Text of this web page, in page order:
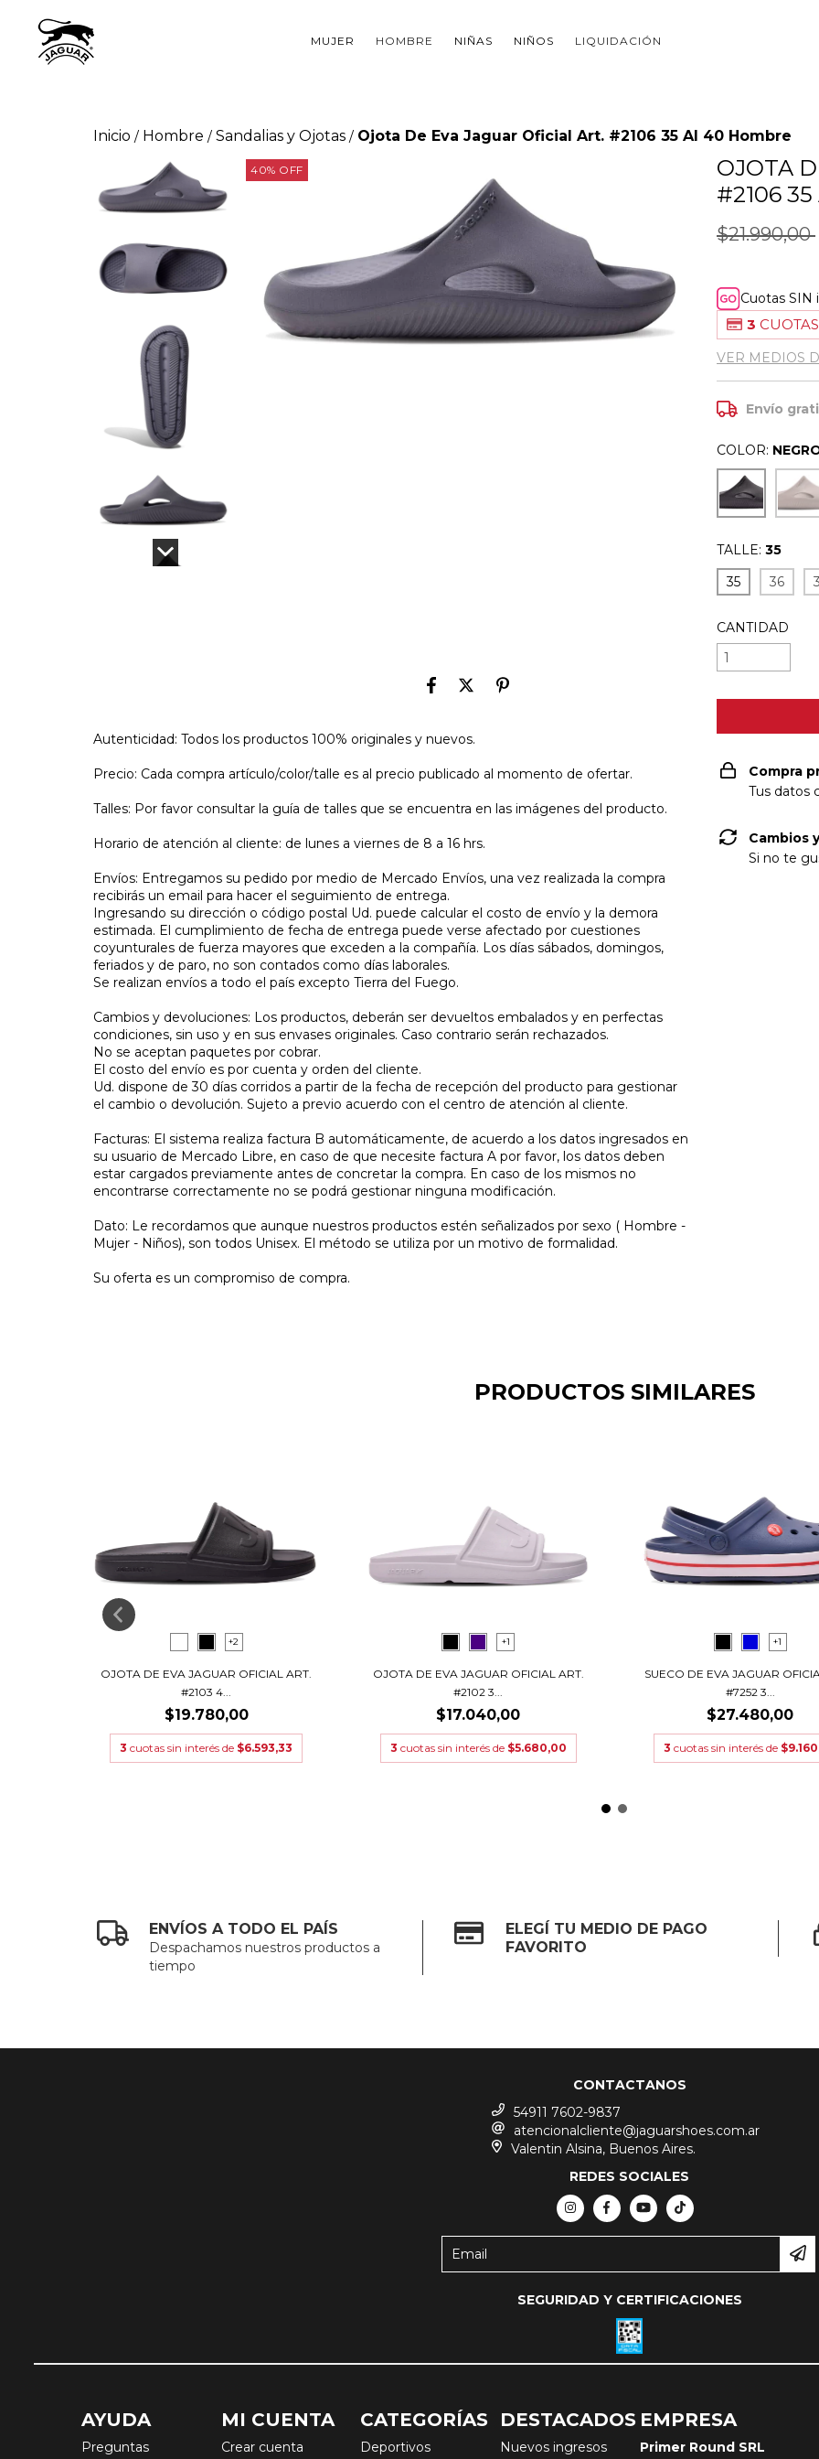
MUJER HOMBRE NIÑAS NIÑOS LIQUIDACIÓN
Inicio / Hombre / Sandalias y Ojotas / Ojota De Eva Jaguar Oficial Art. #2106 35 Al 40 Hombre
40% OFF
Autenticidad: Todos los productos 100% originales y nuevos.
Precio: Cada compra artículo/color/talle es al precio publicado al momento de ofertar.
Talles: Por favor consultar la guía de talles que se encuentra en las imágenes del producto.
Horario de atención al cliente: de lunes a viernes de 8 a 16 hrs.
Envíos: Entregamos su pedido por medio de Mercado Envíos, una vez realizada la compra
recibirás un email para hacer el seguimiento de entrega.
Ingresando su dirección o código postal Ud. puede calcular el costo de envío y la demora
estimada. El cumplimiento de fecha de entrega puede verse afectado por cuestiones
coyunturales de fuerza mayores que exceden a la compañía. Los días sábados, domingos,
feriados y de paro, no son contados como días laborales.
Se realizan envíos a todo el país excepto Tierra del Fuego.
Cambios y devoluciones: Los productos, deberán ser devueltos embalados y en perfectas
condiciones, sin uso y en sus envases originales. Caso contrario serán rechazados.
No se aceptan paquetes por cobrar.
El costo del envío es por cuenta y orden del cliente.
Ud. dispone de 30 días corridos a partir de la fecha de recepción del producto para gestionar
el cambio o devolución. Sujeto a previo acuerdo con el centro de atención al cliente.
Facturas: El sistema realiza factura B automáticamente, de acuerdo a los datos ingresados en
su usuario de Mercado Libre, en caso de que necesite factura A por favor, los datos deben
estar cargados previamente antes de concretar la compra. En caso de los mismos no
encontrarse correctamente no se podrá gestionar ninguna modificación.
Dato: Le recordamos que aunque nuestros productos estén señalizados por sexo ( Hombre -
Mujer - Niños), son todos Unisex. El método se utiliza por un motivo de formalidad.
Su oferta es un compromiso de compra.
OJOTA
#2106
$21.990,00
Cuotas SIN
3
VER MEDIOS
Envío
COLOR:
TALLE: 35
35
36
CANTIDAD
Compra
Tus datos
Cambios
Si no te
PRODUCTOS SIMILARES
+2
OJOTA DE EVA JAGUAR OFICIAL ART.
#2103 4...
$19.780,00
3 cuotas sin interés de $6.593,33
+1
OJOTA DE EVA JAGUAR OFICIAL ART.
#2102 3...
$17.040,00
3 cuotas sin interés de $5.680,00
+1
SUECO DE EVA JAGUAR
#7252 3...
$27.480,00
3 cuotas sin interés de
ENVÍOS A TODO EL PAÍS
Despachamos nuestros productos a
tiempo
ELEGÍ TU MEDIO DE PAGO
FAVORITO
CONTACTANOS
54911 7602-9837
atencionalcliente@jaguarshoes.com.ar
Valentin Alsina, Buenos Aires.
REDES SOCIALES
SEGURIDAD Y CERTIFICACIONES
AYUDA
Preguntas
MI CUENTA
Crear cuenta
CATEGORÍAS
Deportivos
DESTACADOS
Nuevos ingresos
EMPRESA
Primer Round SRL